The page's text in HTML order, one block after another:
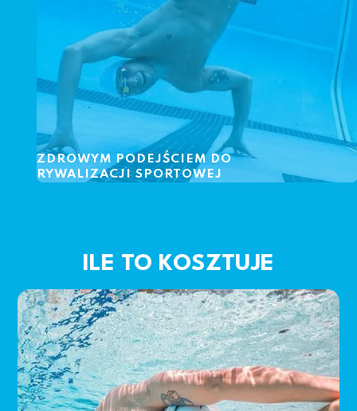
ZDROWYM PODEJŚCIEM DO
RYWALIZACJI SPORTOWEJ
ILE TO KOSZTUJE